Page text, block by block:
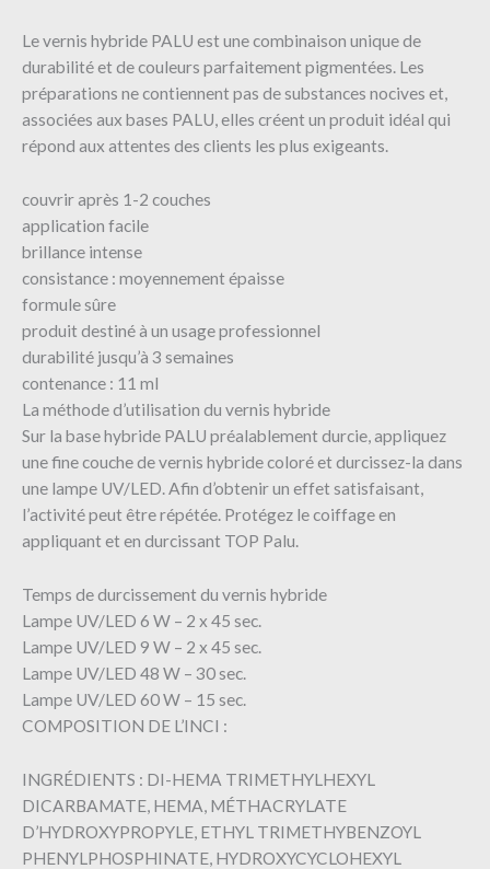
Le vernis hybride PALU est une combinaison unique de
durabilité et de couleurs parfaitement pigmentées. Les
préparations ne contiennent pas de substances nocives et,
associées aux bases PALU, elles créent un produit idéal qui
répond aux attentes des clients les plus exigeants.
couvrir après 1-2 couches
application facile
brillance intense
consistance : moyennement épaisse
formule sûre
produit destiné à un usage professionnel
durabilité jusqu’à 3 semaines
contenance : 11 ml
La méthode d’utilisation du vernis hybride
Sur la base hybride PALU préalablement durcie, appliquez
une fine couche de vernis hybride coloré et durcissez-la dans
une lampe UV/LED. Afin d’obtenir un effet satisfaisant,
l’activité peut être répétée. Protégez le coiffage en
appliquant et en durcissant TOP Palu.
Temps de durcissement du vernis hybride
Lampe UV/LED 6 W – 2 x 45 sec.
Lampe UV/LED 9 W – 2 x 45 sec.
Lampe UV/LED 48 W – 30 sec.
Lampe UV/LED 60 W – 15 sec.
COMPOSITION DE L’INCI :
INGRÉDIENTS : DI-HEMA TRIMETHYLHEXYL
DICARBAMATE, HEMA, MÉTHACRYLATE
D’HYDROXYPROPYLE, ETHYL TRIMETHYBENZOYL
PHENYLPHOSPHINATE, HYDROXYCYCLOHEXYL